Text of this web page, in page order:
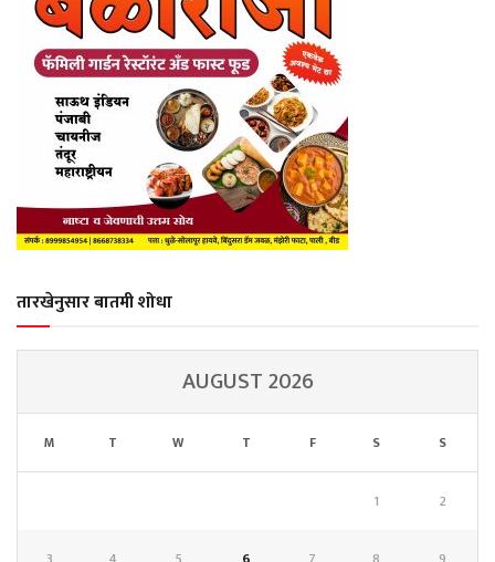
तारखेनुसार बातमी शोधा
AUGUST 2026
M T W T F S S
1 2